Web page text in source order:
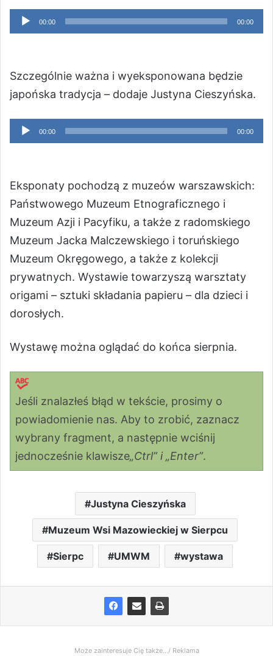
Odtwarzacz
plików
00:00 00:00
Szczególnie ważna i wyeksponowana będzie
japońska tradycja – dodaje Justyna Cieszyńska.
Odtwarzacz
plików
00:00 00:00
Eksponaty pochodzą z muzeów warszawskich:
Państwowego Muzeum Etnograficznego i
Muzeum Azji i Pacyfiku, a także z radomskiego
Muzeum Jacka Malczewskiego i toruńskiego
Muzeum Okręgowego, a także z kolekcji
prywatnych. Wystawie towarzyszą warsztaty
origami – sztuki składania papieru – dla dzieci i
dorosłych.
Wystawę można oglądać do końca sierpnia.
Jeśli znalazłeś błąd w tekście, prosimy o
powiadomienie nas. Aby to zrobić, zaznacz
wybrany fragment, a następnie wciśnij
jednocześnie klawisze„Ctrl” i „Enter”.
Justyna Cieszyńska
Muzeum Wsi Mazowieckiej w Sierpcu
Sierpc UMWM wystawa
Może zainteresuje Cię także.../ Reklama